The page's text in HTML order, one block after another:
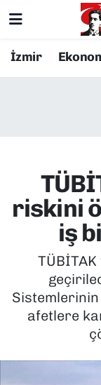
İzmir
riskini
iş
afetlere
Resmi
EKONOMİ
KÜLTÜR
MAGAZİN
POLİTİKA
Konak
Süper Lig
Tüm
Son
Haber